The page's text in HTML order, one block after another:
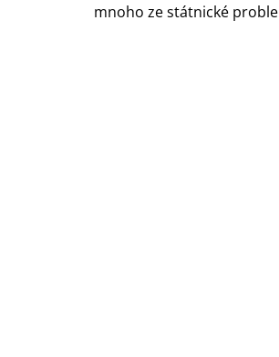
mnoho ze státnické